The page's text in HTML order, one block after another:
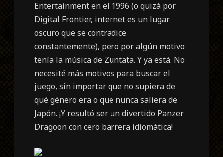
Entertainment en el 1996 (o quizá por
Digital Frontier, internet es un lugar
oscuro que se contradice
constantemente), pero por algún motivo
tenía la música de Zuntata. Y ya está. No
necesité más motivos para buscar el
juego, sin importar que no supiera de
qué género era o que nunca saliera de
Japón. ¡Y resultó ser un divertido Panzer
Dragoon con cero barrera idiomática!